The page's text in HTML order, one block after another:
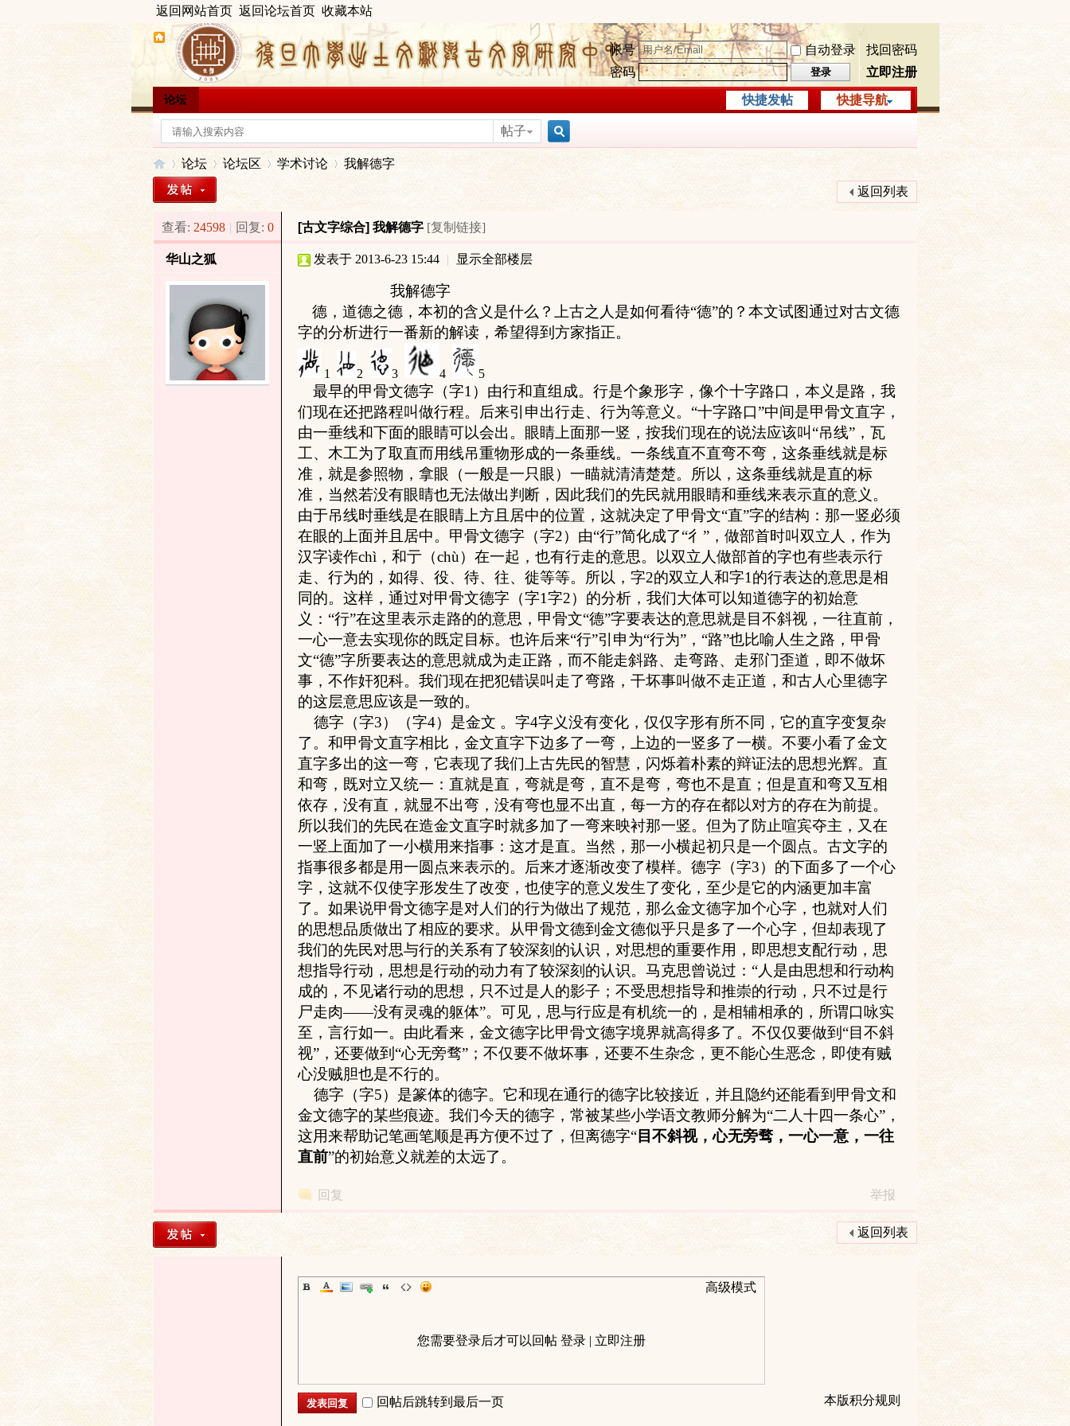
返回网站首页 返回论坛首页 收藏本站
帐号 自动登录
找回密码
密码
登录 立即注册
快捷导航
论坛 快捷发帖
帖子
出»
论坛
›
论坛区
›
学术讨论
›
我解德字
返回列表
查看: 24598 | 回复: 0 [古文字综合] 我解德字 [复制链接]
华山之狐 发表于 2013-6-23 15:44 | 显示全部楼层
我解德字
德，道德之德，本初的含义是什么？上古之人是如何看待“德”的？本文试图通过对古文德
字的分析进行一番新的解读，希望得到方家指正。
1 2 3 4 5
最早的甲骨文德字（字1 ）由行和直组成。行是个象形字，像个十字路口，本义是路，我
们现在还把路程叫做行程。后来引申出行走、行为等意义。“十字路口”中间是甲骨文直字，
由一垂线和下面的眼睛可以会出。眼睛上面那一竖，按我们现在的说法应该叫“吊线”，瓦
工、木工为了取直而用线吊重物形成的一条垂线。一条线直不直弯不弯，这条垂线就是标
准，就是参照物，拿眼（一般是一只眼）一瞄就清清楚楚。所以，这条垂线就是直的标
准，当然若没有眼睛也无法做出判断，因此我们的先民就用眼睛和垂线来表示直的意义。
由于吊线时垂线是在眼睛上方且居中的位置，这就决定了甲骨文“直”字的结构：那一竖必须
在眼的上面并且居中。甲骨文德字（字2）由“行”简化成了“彳”，做部首时叫双立人，作为
汉字读作chì ，和亍（chù ）在一起，也有行走的意思。以双立人做部首的字也有些表示行
走、行为的，如得、役、待、往、徙等等。所以，字2的双立人和字1 的行表达的意思是相
同的。这样，通过对甲骨文德字（字1字2）的分析，我们大体可以知道德字的初始意
义：“行”在这里表示走路的的意思，甲骨文“德”字要表达的意思就是目不斜视，一往直前，
一心一意去实现你的既定目标。也许后来“行”引申为“行为”，“路”也比喻人生之路，甲骨
文“德”字所要表达的意思就成为走正路，而不能走斜路、走弯路、走邪门歪道，即不做坏
事，不作奸犯科。我们现在把犯错误叫走了弯路，干坏事叫做不走正道，和古人心里德字
的这层意思应该是一致的。
德字（字3）（字4）是金文 。字4字义没有变化，仅仅字形有所不同，它的直字变复杂
了。和甲骨文直字相比，金文直字下边多了一弯，上边的一竖多了一横。不要小看了金文
直字多出的这一弯，它表现了我们上古先民的智慧，闪烁着朴素的辩证法的思想光辉。直
和弯，既对立又统一：直就是直，弯就是弯，直不是弯，弯也不是直；但是直和弯又互相
依存，没有直，就显不出弯，没有弯也显不出直，每一方的存在都以对方的存在为前提。
所以我们的先民在造金文直字时就多加了一弯来映衬那一竖。但为了防止喧宾夺主，又在
一竖上面加了一小横用来指事：这才是直。当然，那一小横起初只是一个圆点。古文字的
指事很多都是用一圆点来表示的。后来才逐渐改变了模样。德字（字3）的下面多了一个心
字，这就不仅使字形发生了改变，也使字的意义发生了变化，至少是它的内涵更加丰富
了。如果说甲骨文德字是对人们的行为做出了规范，那么金文德字加个心字，也就对人们
的思想品质做出了相应的要求。从甲骨文德到金文德似乎只是多了一个心字，但却表现了
我们的先民对思与行的关系有了较深刻的认识，对思想的重要作用，即思想支配行动，思
想指导行动，思想是行动的动力有了较深刻的认识。马克思曾说过：“人是由思想和行动构
成的，不见诸行动的思想，只不过是人的影子；不受思想指导和推崇的行动，只不过是行
尸走肉——没有灵魂的躯体”。可见，思与行应是有机统一的，是相辅相承的，所谓口咏实
至，言行如一。由此看来，金文德字比甲骨文德字境界就高得多了。不仅仅要做到“目不斜
视”，还要做到“心无旁骛”；不仅要不做坏事，还要不生杂念，更不能心生恶念，即使有贼
心没贼胆也是不行的。
德字（字5）是篆体的德字。它和现在通行的德字比较接近，并且隐约还能看到甲骨文和
金文德字的某些痕迹。我们今天的德字，常被某些小学语文教师分解为“二人十四一条心”，
这用来帮助记笔画笔顺是再方便不过了，但离德字“目不斜视，心无旁骛，一心一意，一往
直前”的初始意义就差的太远了。
回复 举报
返回列表
高级模式
您需要登录后才可以回帖 登录 | 立即注册
本版积分规则
发表回复 回帖后跳转到最后一页